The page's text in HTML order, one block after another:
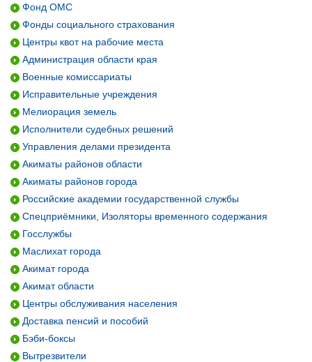
Фонд ОМС
Фонды социального страхования
Центры квот на рабочие места
Администрация области края
Военные комиссариаты
Исправительные учреждения
Мелиорация земель
Исполнители судебных решений
Управления делами президента
Акиматы районов области
Акиматы районов города
Российские академии государственной службы
Спецприёмники, Изоляторы временного содержания
Госслужбы
Маслихат города
Акимат города
Акимат области
Центры обслуживания населения
Доставка пенсий и пособий
Бэби-боксы
Вытрезвители